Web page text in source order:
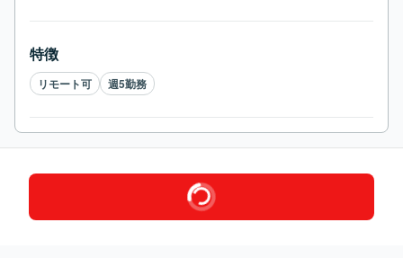
特徴
リモート可 週5勤務